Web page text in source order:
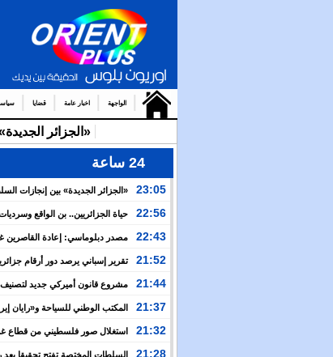
الواجهة اخبار عامة قضايا
«الجزائر
24 ساعة
23:05
«الجزائر الجديدة» بين إنجازات
والتضييق
22:56 حياة الجزائريين.. بن الواقع
22:43
مصدر دبلوماسي: إعادة القاصرين
مسألة مبدأ قائمة على التعليمات الملكية السامية
21:52
تقرير إسباني يرصد دور أرقام
العبور نحو سبتة
21:44
مشروع قانون أميركي جديد لتصنيف
منظمة إرهابية
21:37
المكتب الوطني للسياحة و«رايان
برنامج جوي شتوي نحو المغرب
21:32
استغلال صور فلسطيني من قطاع
العام بشأن أحداث سبتة
21:28
السلطات المختصة تفتح تحقيقا